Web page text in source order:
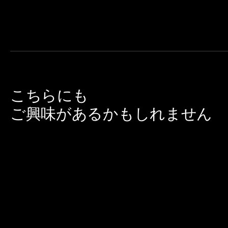
こちらにも
ご興味があるかもしれません